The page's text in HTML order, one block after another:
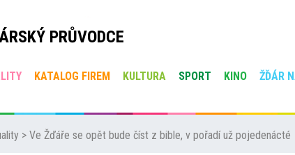
PRŮVODCE
KATALOG FIREM KULTURA SPORT KINO ŽĎÁR
> Ve Žďáře se opět bude číst z bible, v pořadí už pojedenácté